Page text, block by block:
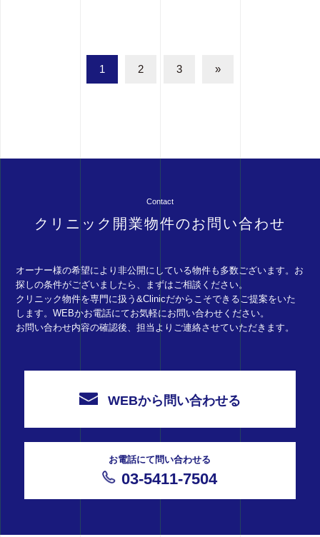
1 2 3 »
Contact
クリニック開業物件のお問い合わせ
オーナー様の希望により非公開にしている物件も多数ございます。お
探しの条件がございましたら、まずはご相談ください。
クリニック物件を専門に扱う&Clinicだからこそできるご提案をいた
します。WEBかお電話にてお気軽にお問い合わせください。
お問い合わせ内容の確認後、担当よりご連絡させていただきます。
WEBから問い合わせる
お電話にて問い合わせる
03-5411-7504